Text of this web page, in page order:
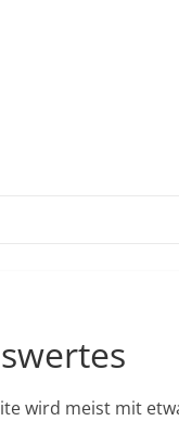
wird meist mit